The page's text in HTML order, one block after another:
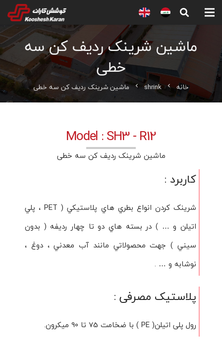
ماشین شرینک ردیف کن سه
خطی
خانه chevron_left
shrink
chevron_left ماشین شرینک ردیف کن سه خطی
Model : SH3 - R12
ماشین شرینک ردیف کن سه خطی
كاربرد :
شرینک کردن انواع بطري هاي پلاستيکي ( PET ، پلي
اتيلن و … ) در بسته هاي دو تا چهار رديفه ( بدون
سيني ) جهت محصولاتي مانند آب معدني ، دوغ ،
نوشابه و … .
پلاستیک مصرفی :
رول پلی اتیلن( PE ) با ضخامت 75 تا 90 میکرون.